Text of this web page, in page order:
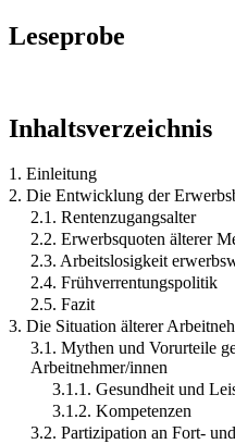
Leseprobe
Inhaltsverzeichnis
1. Einleitung
2. Die Entwicklung der
2.1. Rentenzugangsalter
2.2. Erwerbsquoten älterer
2.3. Arbeitslosigkeit
2.4. Frühverrentungspolitik
2.5. Fazit
3. Die Situation älterer
3.1. Mythen und Vorurteile
Arbeitnehmer/innen
3.1.1. Gesundheit und
3.1.2. Kompetenzen
3.2. Partizipation an Fort-